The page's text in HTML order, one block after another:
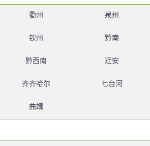
衢州 泉州
钦州 黔南
黔西南 迁安
齐齐哈尔 七台河
曲靖